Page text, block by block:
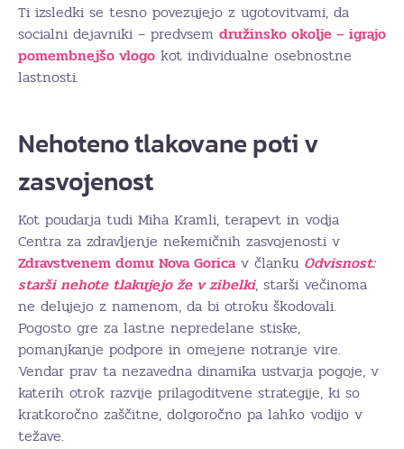
Ti izsledki se tesno povezujejo z ugotovitvami, da
socialni dejavniki – predvsem družinsko okolje – igrajo
pomembnejšo vlogo kot individualne osebnostne
lastnosti.
Nehoteno tlakovane poti v
zasvojenost
Kot poudarja tudi Miha Kramli, terapevt in vodja
Centra za zdravljenje nekemičnih zasvojenosti v
Zdravstvenem domu Nova Goricav članku Odvisnost:
starši nehote tlakujejo že v zibelki, starši večinoma
ne delujejo z namenom, da bi otroku škodovali.
Pogosto gre za lastne nepredelane stiske,
pomanjkanje podpore in omejene notranje vire.
Vendar prav ta nezavedna dinamika ustvarja pogoje, v
katerih otrok razvije prilagoditvene strategije, ki so
kratkoročno zaščitne, dolgoročno pa lahko vodijo v
težave.